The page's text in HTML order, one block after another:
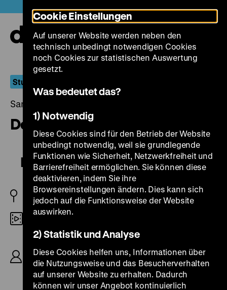
zum
Seiteninhalt
springen
Sturm und Zwang
Samstag, 05. Dezember 2015, 21.00 - 00.00 Uhr
Der geteilte Himmel
Der geteilte Himmel
DDR 1964
R: Konrad Wolf, B: Christa und Gerhard Wolf,
Konrad Wolf, Willi Brückner, Kurt Barthel, K:
Werner Bergmann, D: Renate Blume, Eberhard
Esche, Hans Hardt-Hardtloff, Hilmar Thate, 110’
Cookie Einstellungen
Auf unserer Website werden neben den
technisch unbedingt notwendigen Cookies
noch Cookies zur statistischen Auswertung
gesetzt.
Was bedeutet das?
1) Notwendig
Diese Cookies sind für den Betrieb der Website
unbedingt notwendig, weil sie grundlegende
Funktionen wie Sicherheit, Netzwerkfreiheit und
Barrierefreiheit ermöglichen. Sie können diese
deaktivieren, indem Sie ihre
Browsereinstellungen ändern. Dies kann sich
jedoch auf die Funktionsweise der Website
auswirken.
2) Statistik und Analyse
Diese Cookies helfen uns, Informationen über
die Nutzungsweise und das Besucherverhalten
auf unserer Website zu erhalten. Dadurch
können wir unser Angebot kontinuierlich